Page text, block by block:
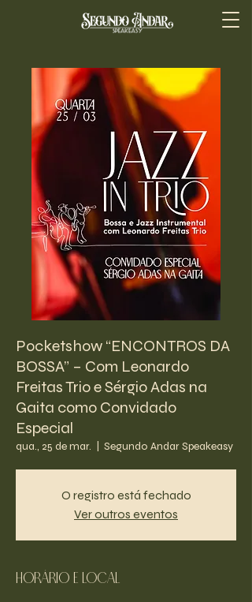
Pocketshow “ENCONTROS DA
BOSSA” – Com Leonardo
Freitas Trio e Sérgio Adas na
Gaita como Convidado
Especial
qua., 25 de mar. Segundo Andar Speakeasy
O registro está fechado
Ver outros eventos
Horário e Local